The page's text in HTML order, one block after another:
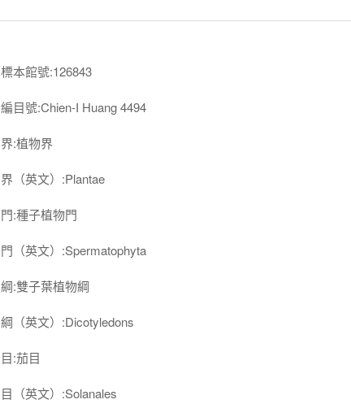
標本館號:126843
編目號:Chien-I Huang 4494
界:植物界
界（英文）:Plantae
門:種子植物門
門（英文）:Spermatophyta
綱:雙子葉植物綱
綱（英文）:Dicotyledons
目:茄目
目（英文）:Solanales